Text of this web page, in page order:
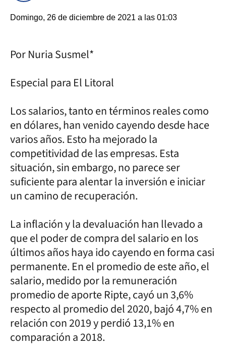
Domingo, 26 de diciembre de 2021 a las 01:03
Por Nuria Susmel*
Especial para El Litoral
Los salarios, tanto en términos reales como
en dólares, han venido cayendo desde hace
varios años. Esto ha mejorado la
competitividad de las empresas. Esta
situación, sin embargo, no parece ser
suficiente para alentar la inversión e iniciar
un camino de recuperación.
La inflación y la devaluación han llevado a
que el poder de compra del salario en los
últimos años haya ido cayendo en forma casi
permanente. En el promedio de este año, el
salario, medido por la remuneración
promedio de aporte Ripte, cayó un 3,6%
respecto al promedio del 2020, bajó 4,7% en
relación con 2019 y perdió 13,1% en
comparación a 2018.